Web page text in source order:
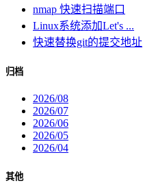
nmap 快速扫描端口
Linux系统添加Let's ...
快速替换git的提交地址
归档
2026/08
2026/07
2026/06
2026/05
2026/04
其他